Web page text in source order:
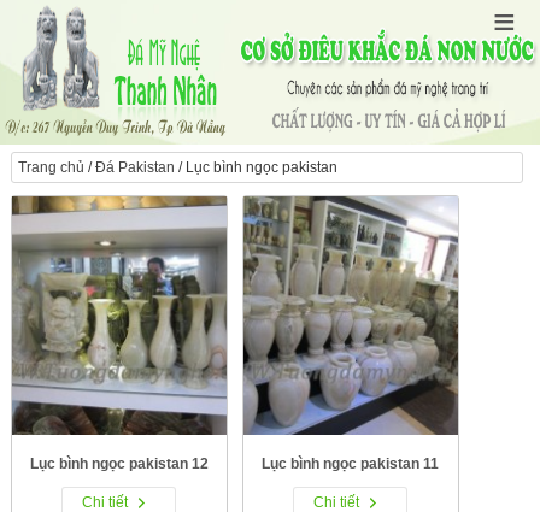
Trang chủ /Đá Pakistan / Lục bình ngọc pakistan
Lục bình ngọc pakistan 12
Chi tiết
Lục bình ngọc pakistan 11
Chi tiết